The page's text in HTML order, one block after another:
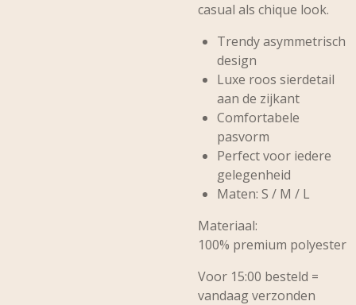
casual als chique look.
Trendy asymmetrisch
design
Luxe roos sierdetail
aan de zijkant
Comfortabele
pasvorm
Perfect voor iedere
gelegenheid
Maten: S / M / L
Materiaal:
100% premium polyester
Voor 15:00 besteld =
vandaag verzonden